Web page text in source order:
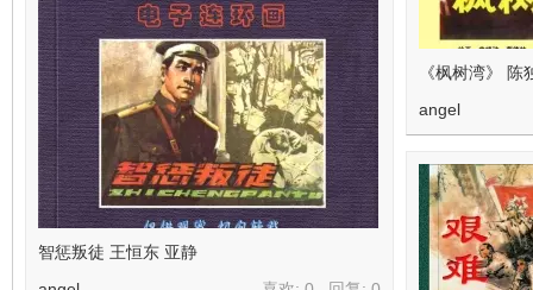
《枫树湾》
angel
智惩叛徒 王恒东 亚静